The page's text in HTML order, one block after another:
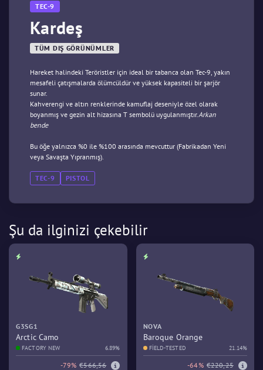
TEC-9
Kardeş
TÜM DIŞ GÖRÜNÜMLER
Hareket halindeki Teröristler için ideal bir tabanca olan Tec-9, yakın
mesafeli çatışmalarda ölümcüldür ve yüksek kapasiteli bir şarjör
sunar.
Kahverengi ve altın renklerinde kamuflaj deseniyle özel olarak
boyanmış ve gezin alt hizasına T sembolü uygulanmıştır.Arkan
bende
Bu öğe yalnızca %0 ile %100 arasında mevcuttur (Fabrikadan Yeni
veya Savaşta Yıpranmış).
TEC-9 PISTOL
Şu da ilginizi çekebilir
G3SG1
Arctic Camo
FACTORY NEW 6.89%
-79% €566,56
NOVA
Baroque Orange
FIELD-TESTED 21.14%
-64% €220,25